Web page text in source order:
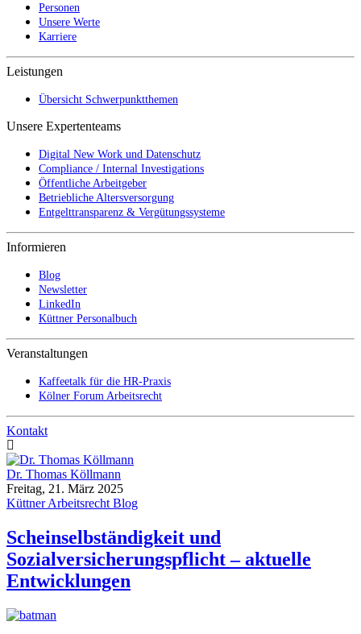
Personen
Unsere Werte
Karriere
Leistungen
Übersicht Schwerpunktthemen
Unsere Expertenteams
Digital New Work und Datenschutz
Compliance / Internal Investigations
Öffentliche Arbeitgeber
Betriebliche Altersversorgung
Entgelttransparenz & Vergütungssysteme
Informieren
Blog
Newsletter
LinkedIn
Küttner Personalbuch
Veranstaltungen
Kaffeetalk für die HR-Praxis
Kölner Forum Arbeitsrecht
Kontakt
Dr. Thomas Köllmann
Freitag, 21. März 2025
Küttner Arbeitsrecht Blog
Scheinselbständigkeit und
Sozialversicherungspflicht – aktuelle
Entwicklungen